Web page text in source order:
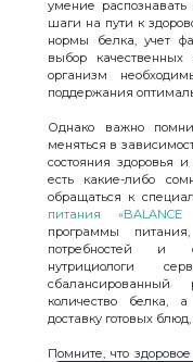
умение
шаги на пути к
нормы белка, учет
выбор качественных
организм
поддержания
Однако важно
меняться в
состояния здоровья
есть какие-либо
обращаться к
питания
программы
потребностей и
нутрициологи
сбалансированный
количество белка,
доставку готовых
Помните, что